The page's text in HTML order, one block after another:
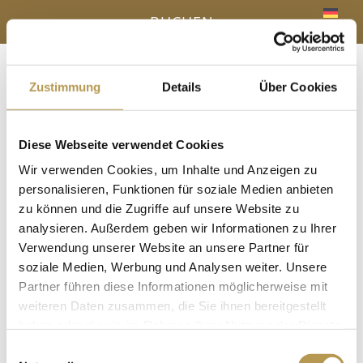
Zustimmung Details Über Cookies
Diese Webseite verwendet Cookies
Wir verwenden Cookies, um Inhalte und Anzeigen zu
personalisieren, Funktionen für soziale Medien anbieten
zu können und die Zugriffe auf unsere Website zu
analysieren. Außerdem geben wir Informationen zu Ihrer
Verwendung unserer Website an unsere Partner für
soziale Medien, Werbung und Analysen weiter. Unsere
Partner führen diese Informationen möglicherweise mit
weiteren Daten zusammen, die Sie ihnen bereitgestellt
a Menü
BUCHEN
« Alle Veranstaltungen
Diese Veranstaltung hat bereits stattgefunden.
Saunaaufguss mit Annette
20 Juni, 12:30-12:45